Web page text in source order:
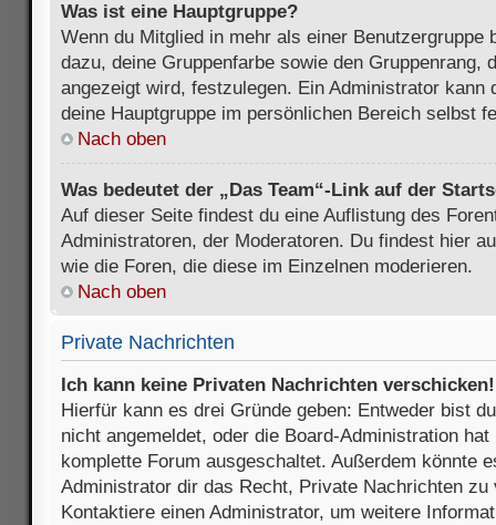
Was ist eine Hauptgruppe?
Wenn du Mitglied in mehr als einer Benutzergruppe
dazu, deine Gruppenfarbe sowie den Gruppenrang,
angezeigt wird, festzulegen. Ein Administrator kann
deine Hauptgruppe im persönlichen Bereich selbst
Nach oben
Was bedeutet der „Das Team“-Link auf der
Auf dieser Seite findest du eine Auflistung des
Administratoren, der Moderatoren. Du findest hier
wie die Foren, die diese im Einzelnen moderieren.
Nach oben
Private Nachrichten
Ich kann keine Privaten Nachrichten verschicken!
Hierfür kann es drei Gründe geben: Entweder bist
nicht angemeldet, oder die Board-Administration
komplette Forum ausgeschaltet. Außerdem könnte
Administrator dir das Recht, Private Nachrichten
Kontaktiere einen Administrator, um weitere